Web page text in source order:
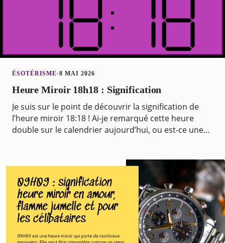
ÉSOTÉRISME·8 MAI 2026
Heure Miroir 18h18 : Signification
Je suis sur le point de découvrir la signification de
l’heure miroir 18:18 ! Ai-je remarqué cette heure
double sur le calendrier aujourd’hui, ou est-ce une